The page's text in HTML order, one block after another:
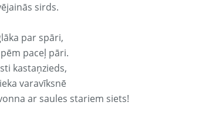
sirds.
par spāri,
paceļ pāri.
kastaņzieds,
varavīksnē
ar saules stariem siets!